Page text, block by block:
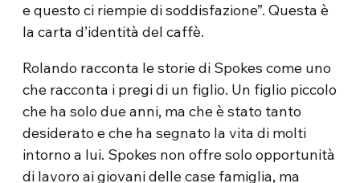
e questo ci riempie di soddisfazione”. Questa è
la carta d’identità del caffè.
Rolando racconta le storie di Spokes come uno
che racconta i pregi di un figlio. Un figlio piccolo
che ha solo due anni, ma che è stato tanto
desiderato e che ha segnato la vita di molti
intorno a lui. Spokes non offre solo opportunità
di lavoro ai giovani delle case famiglia, ma